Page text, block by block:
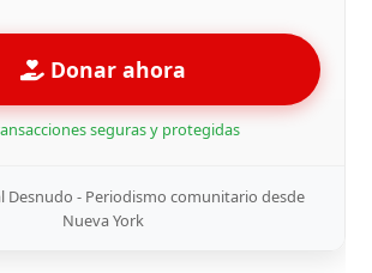
Donar ahora
seguras y protegidas
Desnudo - Periodismo comunitario desde
Nueva York